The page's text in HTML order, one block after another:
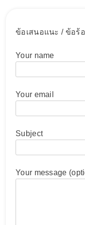
ข้อเสนอแนะ / ข้อร้อ
Your name
Your email
Subject
Your message